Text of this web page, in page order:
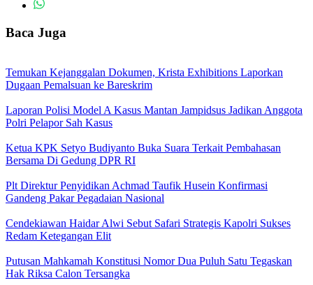
Baca Juga
Temukan Kejanggalan Dokumen, Krista Exhibitions Laporkan
Dugaan Pemalsuan ke Bareskrim
Laporan Polisi Model A Kasus Mantan Jampidsus Jadikan Anggota
Polri Pelapor Sah Kasus
Ketua KPK Setyo Budiyanto Buka Suara Terkait Pembahasan
Bersama Di Gedung DPR RI
Plt Direktur Penyidikan Achmad Taufik Husein Konfirmasi
Gandeng Pakar Pegadaian Nasional
Cendekiawan Haidar Alwi Sebut Safari Strategis Kapolri Sukses
Redam Ketegangan Elit
Putusan Mahkamah Konstitusi Nomor Dua Puluh Satu Tegaskan
Hak Riksa Calon Tersangka